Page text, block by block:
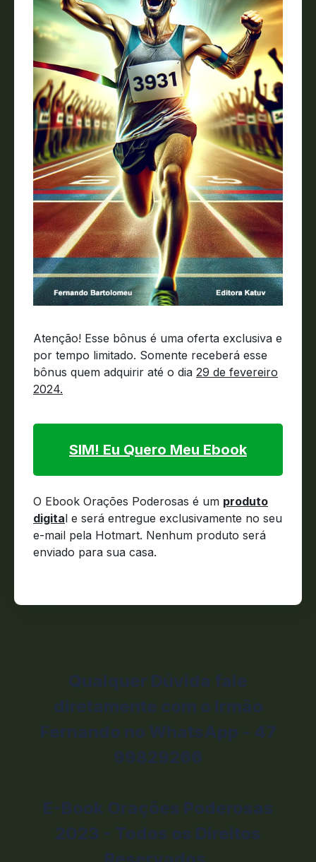
Atenção! Esse bônus é uma oferta exclusiva e
por tempo limitado. Somente receberá esse
bônus quem adquirir até o dia 29 de fevereiro
2024.
SIM! Eu Quero Meu Ebook
O Ebook Orações Poderosas é um produto
digital e será entregue exclusivamente no seu
e-mail pela Hotmart. Nenhum produto será
enviado para sua casa.
Qualquer Dúvida fale
diretamente com o Irmão
Fernando no WhatsApp - 47
99829266
E-Book Orações Poderosas
2023 - Todos os Direitos